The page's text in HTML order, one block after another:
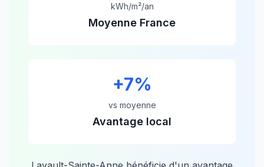
kWh/m²/an
Moyenne France
+7%
vs moyenne
Avantage local